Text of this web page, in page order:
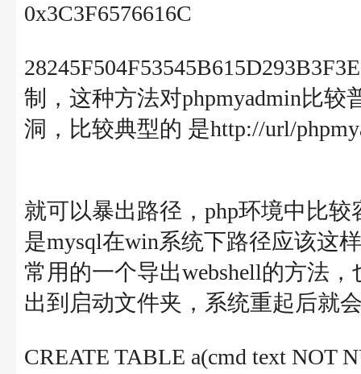
0x3C3F6576616C
制，这种方法对phpmyadmin比较
洞，比较典型的 是http://url/
就可以暴出路径，php环境中比
是mysql在win系统下路径应该这
常用的一个导出webshell的方法
出到启动文件夹，系统重起后就
CREATE TABLE a(cmd text NOT